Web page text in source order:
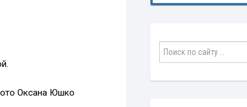
Оксана Юшко